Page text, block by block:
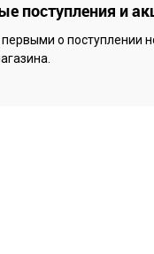
поступления и
о поступлении